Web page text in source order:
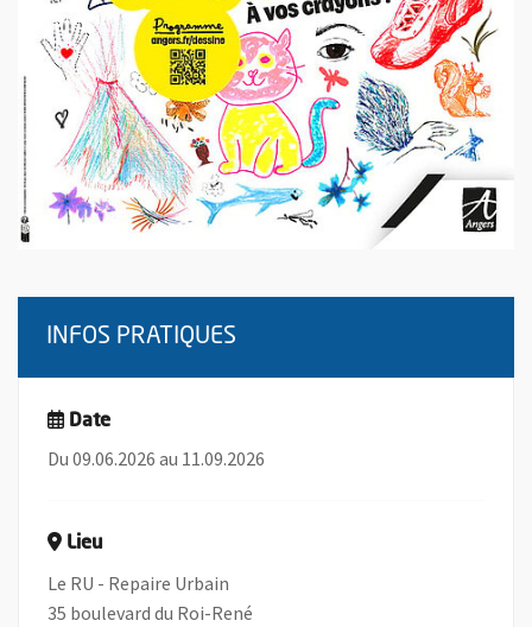
INFOS PRATIQUES
Date
Du 09.06.2026 au 11.09.2026
Lieu
Le RU - Repaire Urbain
35 boulevard du Roi-René